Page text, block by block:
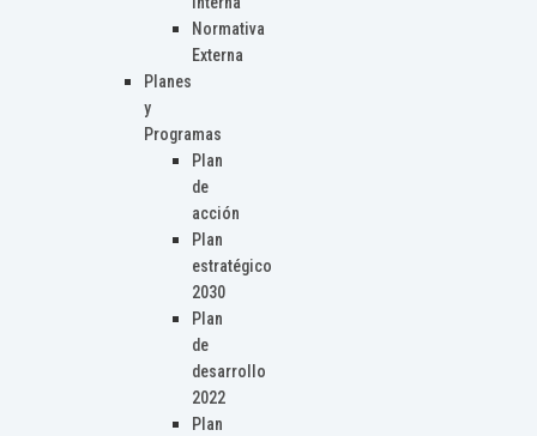
Normativa
Externa
Planes
y
Programas
Plan
de
acción
Plan
estratégico
2030
Plan
de
desarrollo
2022
Plan